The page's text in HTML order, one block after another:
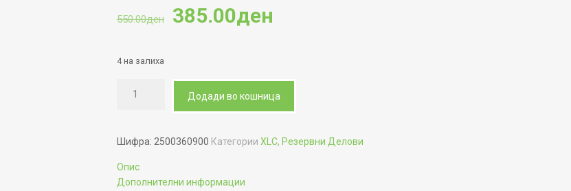
550.00ден
Original
550.00ден.
385.00ден
385.00ден.
4 на залиха
Додади во кошница
Шифра: 2500360900 Категории XLC, Резервни Делови
Опис
Дополнителни информации